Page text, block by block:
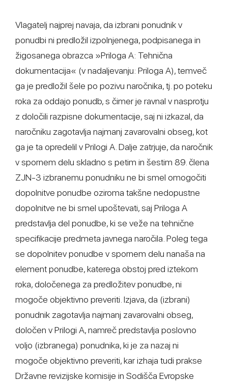
Vlagatelj najprej navaja, da izbrani ponudnik v
ponudbi ni predložil izpolnjenega, podpisanega in
žigosanega obrazca »Priloga A: Tehnična
dokumentacija« (v nadaljevanju: Priloga A), temveč
ga je predložil šele po pozivu naročnika, tj. po poteku
roka za oddajo ponudb, s čimer je ravnal v nasprotju
z določili razpisne dokumentacije, saj ni izkazal, da
naročniku zagotavlja najmanj zavarovalni obseg, kot
ga je ta opredelil v Prilogi A. Dalje zatrjuje, da naročnik
v spornem delu skladno s petim in šestim 89. člena
ZJN-3 izbranemu ponudniku ne bi smel omogočiti
dopolnitve ponudbe oziroma takšne nedopustne
dopolnitve ne bi smel upoštevati, saj Priloga A
predstavlja del ponudbe, ki se veže na tehnične
specifikacije predmeta javnega naročila. Poleg tega
se dopolnitev ponudbe v spornem delu nanaša na
element ponudbe, katerega obstoj pred iztekom
roka, določenega za predložitev ponudbe, ni
mogoče objektivno preveriti. Izjava, da (izbrani)
ponudnik zagotavlja najmanj zavarovalni obseg,
določen v Prilogi A, namreč predstavlja poslovno
voljo (izbranega) ponudnika, ki je za nazaj ni
mogoče objektivno preveriti, kar izhaja tudi prakse
Državne revizijske komisije in Sodišča Evropske